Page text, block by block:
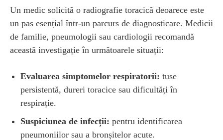
Un medic solicită o radiografie toracică deoarece este
un pas esențial într-un parcurs de diagnosticare. Medicii
de familie, pneumologii sau cardiologii recomandă
această investigație în următoarele situații:
Evaluarea simptomelor respiratorii: tuse
persistentă, dureri toracice sau dificultăți în
respirație.
Suspiciunea de infecții: pentru identificarea
pneumoniilor sau a bronșitelor acute.